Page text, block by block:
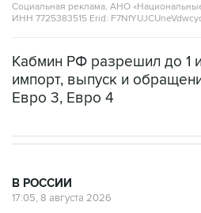
Социальная реклама, АНО
ИНН 7725383515 Erid:
Кабмин РФ разрешил до 1
импорт, выпуск и
Евро 3, Евро 4
В РОССИИ
17:05, 8 августа 2026